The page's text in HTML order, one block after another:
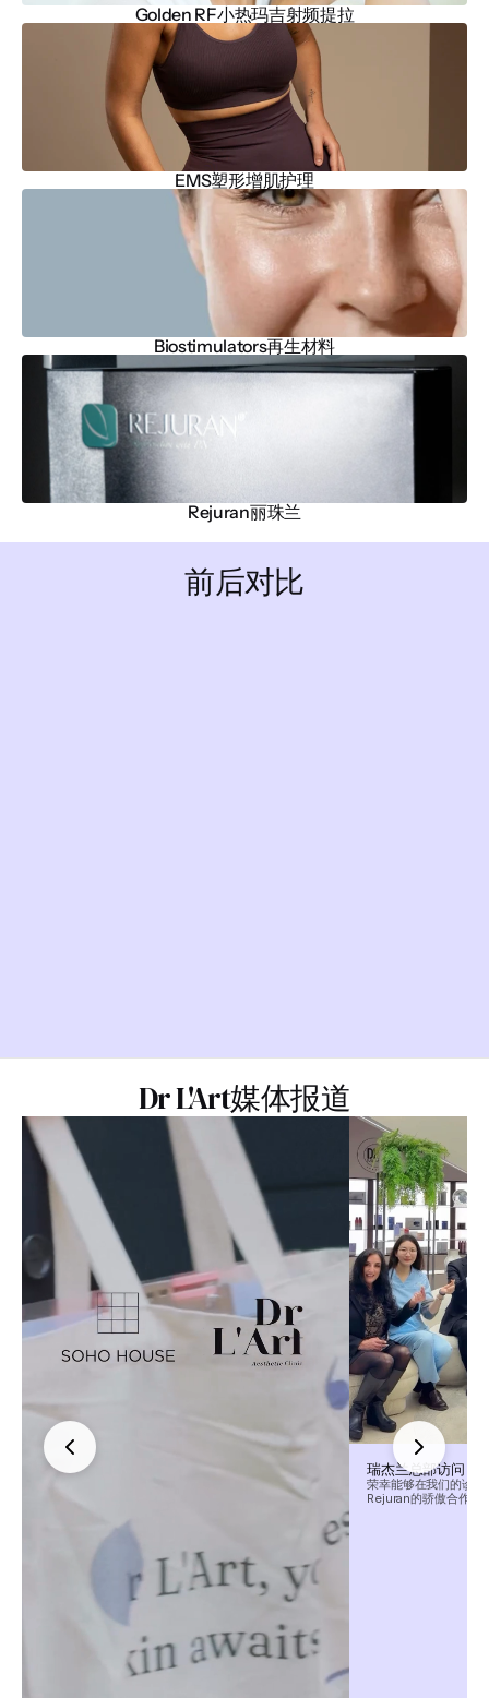
Golden RF小热玛吉射频提拉
EMS塑形增肌护理
Biostimulators再生材料
Rejuran丽珠兰
前后对比
Dr L'Art媒体报道
瑞杰兰总部访问
荣幸能够在我们的诊
Rejuran的骄傲合作伙